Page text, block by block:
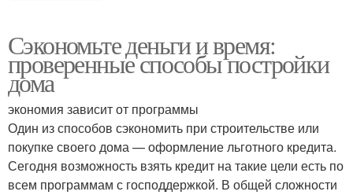
Сэкономьте деньги и время:
проверенные способы постройки
дома
экономия зависит от программы
Один из способов сэкономить при строительстве или
покупке своего дома — оформление льготного кредита.
Сегодня возможность взять кредит на такие цели есть по
всем программам с господдержкой. В общей сложности